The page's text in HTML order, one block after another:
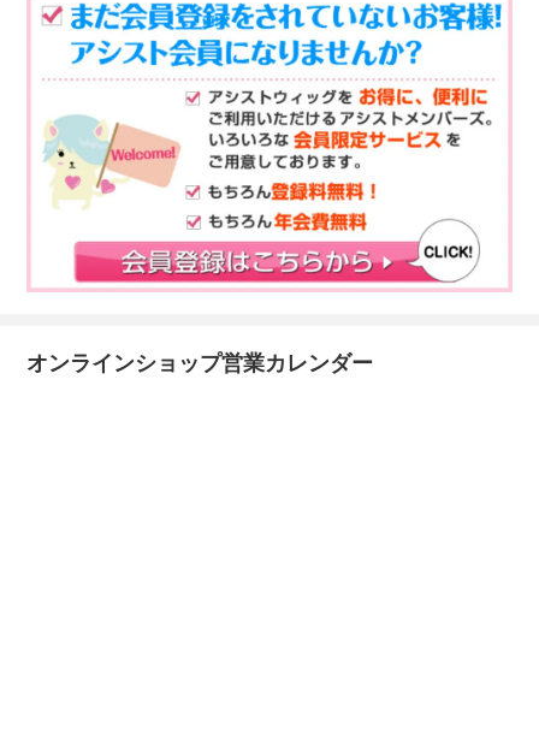
オンラインショップ営業カレンダー